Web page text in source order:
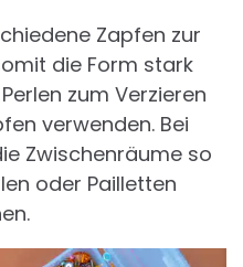
Zapfen zur
die Form stark
zum Verzieren
verwenden. Bei
Zwischenräume so
oder Pailletten